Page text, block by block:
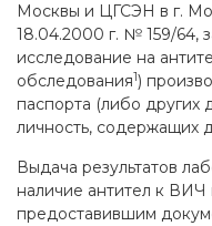
Москвы и ЦГСЭН в г.
18.04.2000 г. № 159/64,
исследование на
обследования1)
паспорта (либо других
личность, содержащих
Выдача результатов
наличие антител к ВИЧ
предоставившим